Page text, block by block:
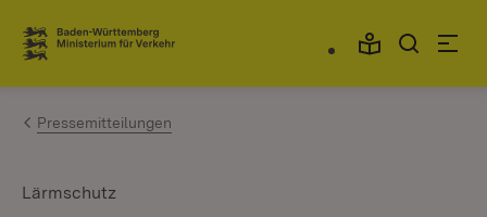
Zum Inhalt springen
Link zur Startseite
Pressemitteilungen
Lärmschutz